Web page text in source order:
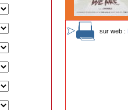
sur web :